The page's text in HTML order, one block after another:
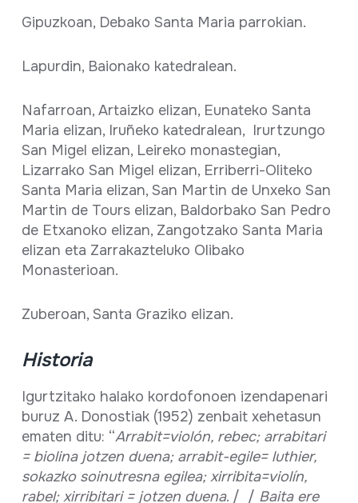
Gipuzkoan, Debako Santa Maria parrokian.
Lapurdin, Baionako katedralean.
Nafarroan, Artaizko elizan, Eunateko Santa
Maria elizan, Iruñeko katedralean, Irurtzungo
San Migel elizan, Leireko monastegian,
Lizarrako San Migel elizan, Erriberri-Oliteko
Santa Maria elizan, San Martin de Unxeko San
Martin de Tours elizan, Baldorbako San Pedro
de Etxanoko elizan, Zangotzako Santa Maria
elizan eta Zarrakazteluko Olibako
Monasterioan.
Zuberoan, Santa Graziko elizan.
Historia
Igurtzitako halako kordofonoen izendapenari
buruz A. Donostiak (1952) zenbait xehetasun
ematen ditu: “Arrabit=violón, rebec; arrabitari
= biolina jotzen duena; arrabit-egile= luthier,
sokazko soinutresna egilea; xirribita=violín,
rabel; xirribitari = jotzen duena. / / Baita ere